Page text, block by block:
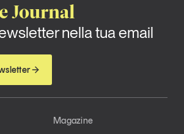
Journal
nella tua email
Magazine